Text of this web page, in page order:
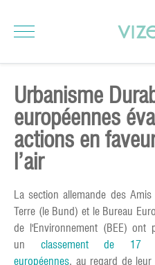
Urbanisme
européennes
actions en
l’air
La section allemande des
Terre (le Bund) et le Bureau
de l'Environnement (BEE) ont
un classement de 17
européennes, au regard de